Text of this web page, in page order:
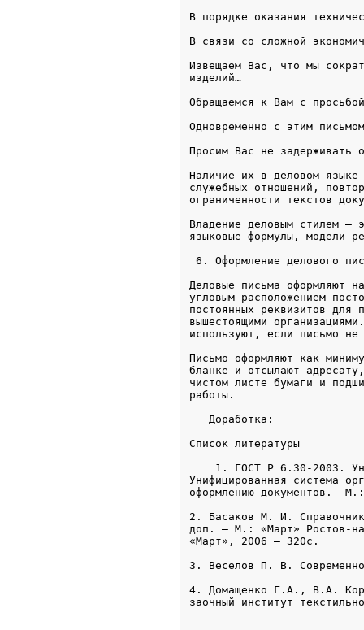
В порядке оказания
В связи со сложной
Извещаем Вас, что мы
изделий…
Обращаемся к Вам с
Одновременно с этим
Просим Вас не задерживать
Наличие их в деловом языке
служебных отношений,
ограниченности текстов
Владение деловым стилем –
Деловые письма оформляют
угловым расположением
постоянных реквизитов для
вышестоящими
используют, если письмо
Письмо оформляют как
бланке и отсылают
чистом листе бумаги и
Доработка:
Список литературы
1. ГОСТ Р 6.30-2003.
Унифицированная система
оформлению документов.
2. Басаков М. И.
доп. – М.: «Март» Ростов-
«Март», 2006 – 320с.
3. Веселов П. В.
4. Домащенко Г.А., В.А.